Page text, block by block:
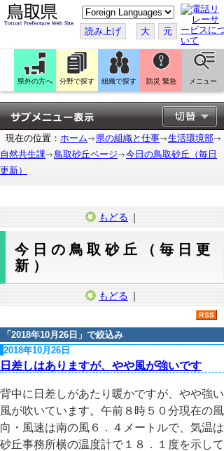
こ
の
ペ
ー
ジ
翻
訳
す
る
読み上げ 大 元
県外の方へ 分野で探す 組織で探す 防災 緊急 メニュー
現在の位置： ホーム 県の組織と仕事
生活環境部
自然共生課
鳥取砂丘ページ
今日の鳥取砂丘（毎日
更新）
もどる ｜
今日の鳥取砂丘（毎日更
新）
もどる ｜
「 2018年10月26日 」で絞込み
2018年10月26日
日差しはありますが、やや風が強いです
背中に日差しがあたり暖かですが、やや強い
風が吹いています。午前８時５０分現在の風
向・風速は南の風６．４メートルで、気温は
砂丘事務所横の温度計で１８．１度を示して